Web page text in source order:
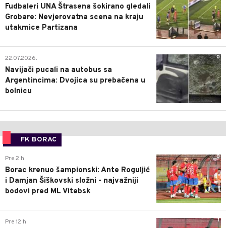
Fudbaleri UNA Štrasena šokirano gledali
Grobare: Nevjerovatna scena na kraju
utakmice Partizana
0
22.07.2026.
Navijači pucali na autobus sa
Argentincima: Dvojica su prebačena u
bolnicu
FK BORAC
0
Pre 2 h
Borac krenuo šampionski: Ante Roguljić
i Damjan Šiškovski složni - najvažniji
bodovi pred ML Vitebsk
1
Pre 12 h